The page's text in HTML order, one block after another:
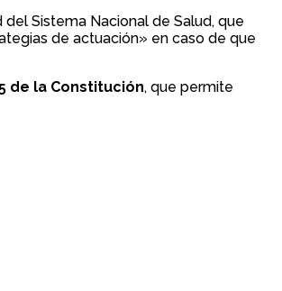
Sistema Nacional de Salud, que
de actuación» en caso de que
de la Constitución, que permite